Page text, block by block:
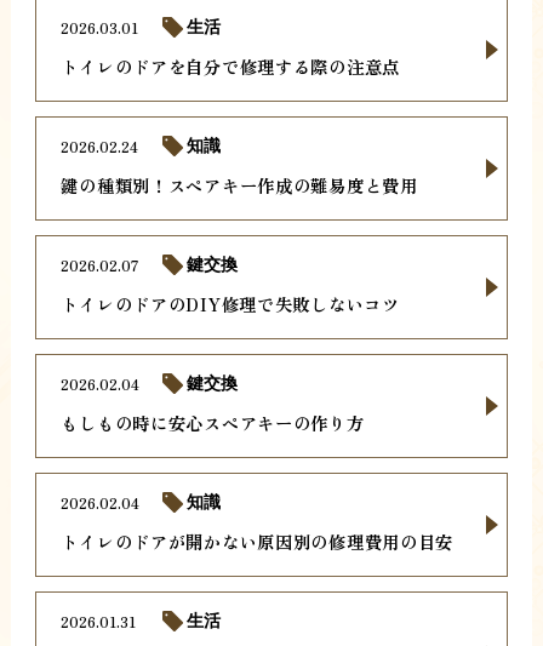
トイレのドアを自分で修理する際の注意点
2026.03.01 生活
鍵の種類別！スペアキー作成の難易度と費用
2026.02.24 知識
トイレのドアのDIY修理で失敗しないコツ
2026.02.07 鍵交換
もしもの時に安心スペアキーの作り方
2026.02.04 鍵交換
トイレのドアが開かない原因別の修理費用の目安
2026.02.04 知識
2026.01.31 生活